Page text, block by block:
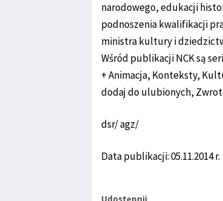
narodowego, edukacji
podnoszenia kwalifikacji
ministra kultury i
Wśród publikacji NCK są
+ Animacja, Konteksty,
dodaj do ulubionych,
dsr/ agz/
Data publikacji: 05.11.2014 r.